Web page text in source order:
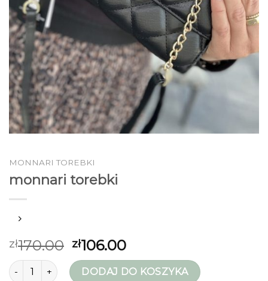
MONNARI TOREBKI
monnari torebki
zł170.00 zł106.00
ilość monnari torebkiDODAJ DO KOSZYKA